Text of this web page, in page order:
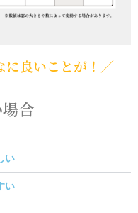
に良いことが！／
合
い
い